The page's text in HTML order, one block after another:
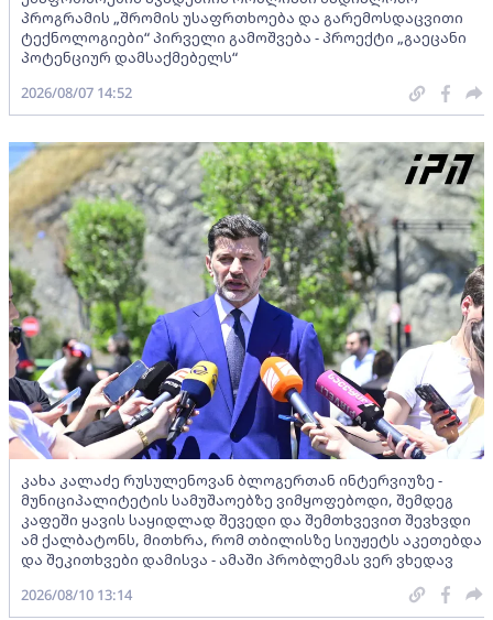
პროგრამის „შრომის უსაფრთხოება და გარემოსდაცვითი
ტექნოლოგიები“ პირველი გამოშვება - პროექტი „გაეცანი
პოტენციურ დამსაქმებელს“
2026/08/07 14:52
კახა კალაძე რუსულენოვან ბლოგერთან ინტერვიუზე -
მუნიციპალიტეტის სამუშაოებზე ვიმყოფებოდი, შემდეგ
კაფეში ყავის საყიდლად შევედი და შემთხვევით შევხვდი
ამ ქალბატონს, მითხრა, რომ თბილისზე სიუჟეტს აკეთებდა
და შეკითხვები დამისვა - ამაში პრობლემას ვერ ვხედავ
2026/08/10 13:14